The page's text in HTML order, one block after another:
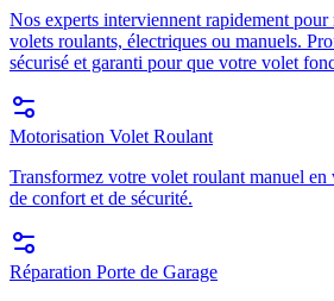
Nos experts interviennent rapidement pour
volets roulants, électriques ou manuels.
sécurisé et garanti pour que votre volet
Motorisation Volet Roulant
Transformez votre volet roulant manuel
de confort et de sécurité.
Réparation Porte de Garage